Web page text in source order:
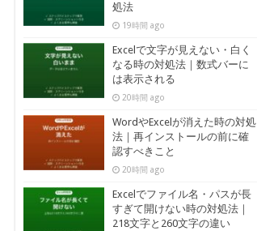
処法
19時間 ago
Excelで文字が見えない・白く
なる時の対処法｜数式バーに
は表示される
20時間 ago
WordやExcelが消えた時の対処
法｜再インストールの前に確
認すべきこと
20時間 ago
Excelでファイル名・パスが長
すぎて開けない時の対処法｜
218文字と260文字の違い